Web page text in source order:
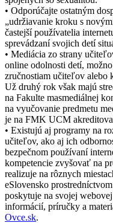
• Odporúčajte ostatným
„udržiavanie kroku s
častejší používatelia
sprevádzaní svojich detí
• Mediácia zo strany
online odolnosti detí,
zručnostiam učiteľov alebo
Už druhý rok však majú
na Fakulte masmediálnej
na vyučovanie predmetu
je na FMK UCM
• Existujú aj programy na
učiteľov, ako aj ich
bezpečnom používaní
kompetencie zvyšovať na
realizuje na rôznych
eSlovensko
poskytuje na svojej
informácií, príručky a
Ovce.sk.